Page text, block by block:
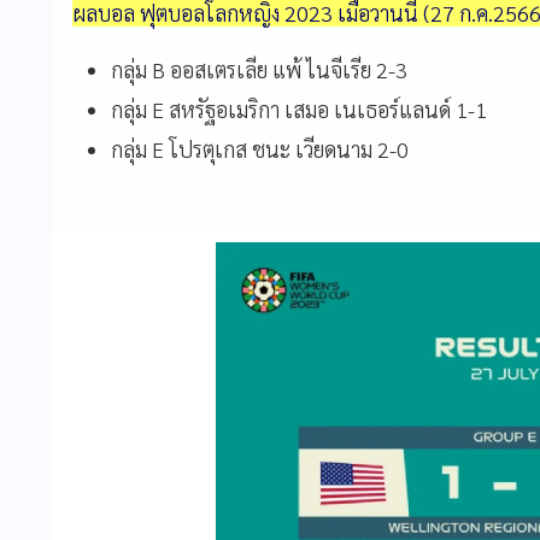
ผลบอล ฟุตบอลโลกหญิง 2023 เมื่อวานนี้ (27 ก.ค
กลุ่ม B ออสเตรเลีย แพ้ ไนจีเรีย 2-3
กลุ่ม E สหรัฐอเมริกา เสมอ เนเธอร์แลนด์ 1-1
กลุ่ม E โปรตุเกส ชนะ เวียดนาม 2-0